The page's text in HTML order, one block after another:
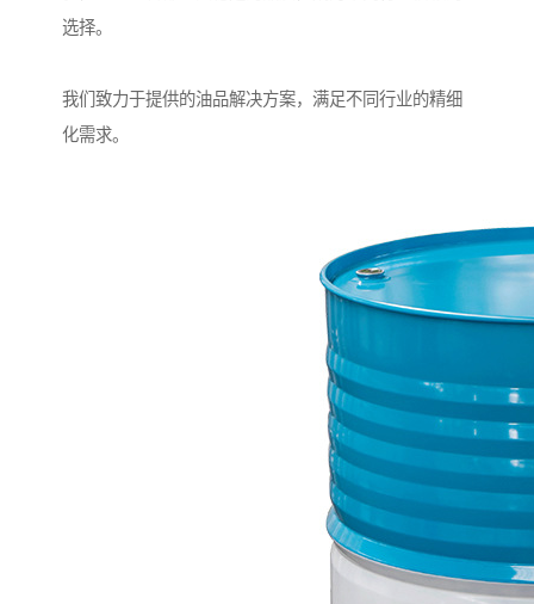
选择。
我们致力于提供的油品解决方案，满足不同行业的精细
化需求。